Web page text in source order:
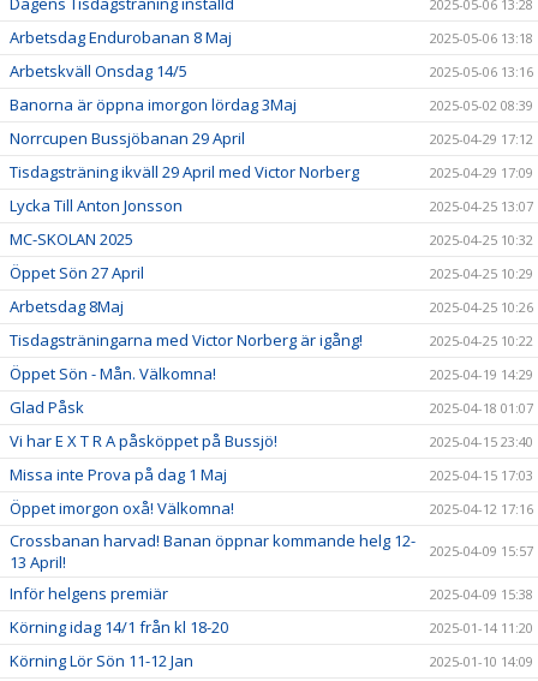
2025-05-06 13:28
Arbetsdag Endurobanan 8 Maj 2025-05-06 13:18
Arbetskväll Onsdag 14/5 2025-05-06 13:16
Banorna är öppna imorgon lördag 3Maj 2025-05-02 08:39
Norrcupen Bussjöbanan 29 April 2025-04-29 17:12
Tisdagsträning ikväll 29 April med Victor Norberg 2025-04-29 17:09
Lycka Till Anton Jonsson 2025-04-25 13:07
MC-SKOLAN 2025 2025-04-25 10:32
Öppet Sön 27 April 2025-04-25 10:29
Arbetsdag 8Maj 2025-04-25 10:26
Tisdagsträningarna med Victor Norberg är igång! 2025-04-25 10:22
Öppet Sön - Mån. Välkomna! 2025-04-19 14:29
Glad Påsk 2025-04-18 01:07
Vi har E X T R A påsköppet på Bussjö! 2025-04-15 23:40
Missa inte Prova på dag 1 Maj 2025-04-15 17:03
Öppet imorgon oxå! Välkomna! 2025-04-12 17:16
Crossbanan harvad! Banan öppnar kommande helg 12-
13 April!
2025-04-09 15:57
Inför helgens premiär 2025-04-09 15:38
Körning idag 14/1 från kl 18-20 2025-01-14 11:20
Körning Lör Sön 11-12 Jan 2025-01-10 14:09